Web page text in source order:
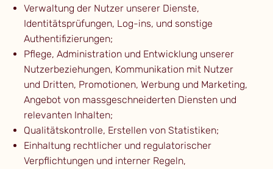
Verwaltung der Nutzer unserer Dienste,
Identitätsprüfungen, Log-ins, und sonstige
Authentifizierungen;
Pflege, Administration und Entwicklung unserer
Nutzerbeziehungen, Kommunikation mit Nutzer
und Dritten, Promotionen, Werbung und Marketing,
Angebot von massgeschneiderten Diensten und
relevanten Inhalten;
Qualitätskontrolle, Erstellen von Statistiken;
Einhaltung rechtlicher und regulatorischer
Verpflichtungen und interner Regeln,